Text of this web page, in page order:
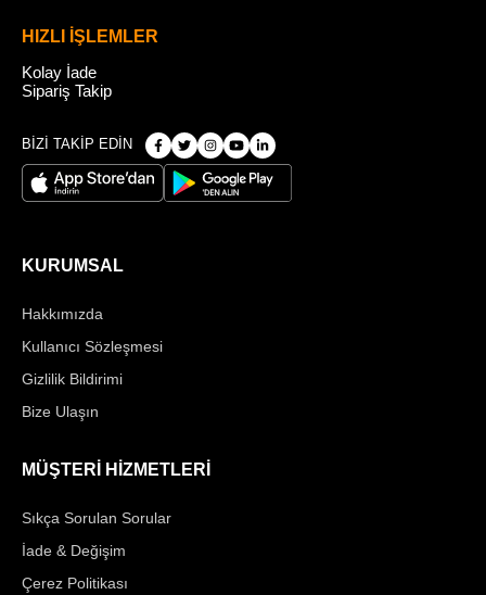
HIZLI İŞLEMLER
Kolay İade
Sipariş Takip
BİZİ TAKİP EDİN
KURUMSAL
Hakkımızda
Kullanıcı Sözleşmesi
Gizlilik Bildirimi
Bize Ulaşın
MÜŞTERİ HİZMETLERİ
Sıkça Sorulan Sorular
İade & Değişim
Çerez Politikası